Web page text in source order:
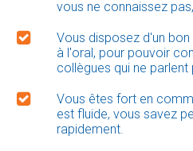
vous ne connaissez
Vous disposez d'un
à l'oral, pour pouvoir
collègues qui ne parlent
Vous êtes fort en
est fluide, vous savez
rapidement.